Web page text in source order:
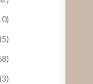
(5)
(3)